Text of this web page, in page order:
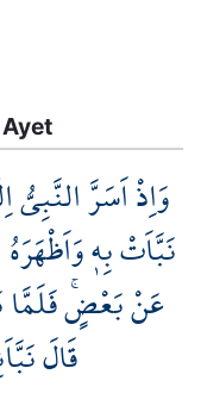
وَاِذْ اَسَرَّ
نَبَّاَتْ بِه۪
عَنْ بَعْضٍۚ فَلَمَّا
قَالَ